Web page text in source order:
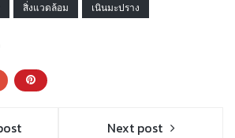
สิ่งแวดล้อม เนินมะปราง
Next post